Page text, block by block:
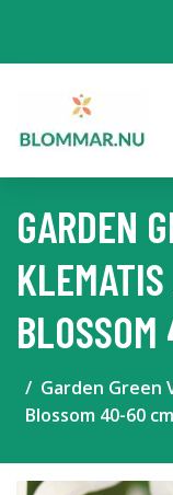
GARDEN
Garden Green
Blossom 40-60 cm